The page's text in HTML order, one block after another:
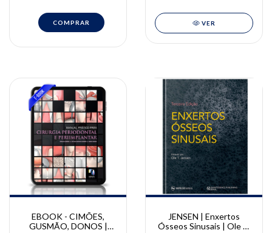
VER
EBOOK - CIMÕES,
GUSMÃO, DONOS |
JENSEN | Enxertos
Ósseos Sinusais | Ole T.